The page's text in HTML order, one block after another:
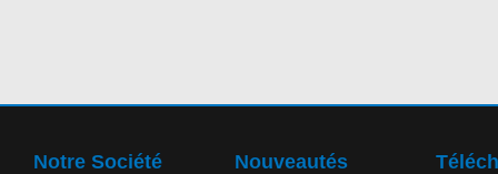
Notre Société Nouveautés